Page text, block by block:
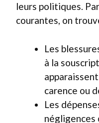
leurs politiques.
courantes, on
Les
à la
carence ou
Les
négligences